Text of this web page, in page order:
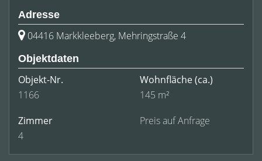
Adresse
04416 Markkleeberg, Mehringstraße 4
Objektdaten
Objekt-Nr.
1166
Wohnfläche(ca.)
145 m²
Zimmer
4
Preis auf Anfrage